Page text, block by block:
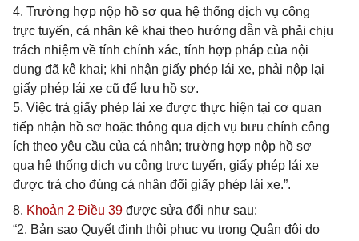
4. Trường hợp nộp hồ sơ qua hệ thống dịch vụ công
trực tuyến, cá nhân kê khai theo hướng dẫn và phải chịu
trách nhiệm về tính chính xác, tính hợp pháp của nội
dung đã kê khai; khi nhận giấy phép lái xe, phải nộp lại
giấy phép lái xe cũ để lưu hồ sơ.
5. Việc trả giấy phép lái xe được thực hiện tại cơ quan
tiếp nhận hồ sơ hoặc thông qua dịch vụ bưu chính công
ích theo yêu cầu của cá nhân; trường hợp nộp hồ sơ
qua hệ thống dịch vụ công trực tuyến, giấy phép lái xe
được trả cho đúng cá nhân đổi giấy phép lái xe.”.
8. Khoản 2 Điều 39 được sửa đổi như sau:
“2. Bản sao Quyết định thôi phục vụ trong Quân đội do